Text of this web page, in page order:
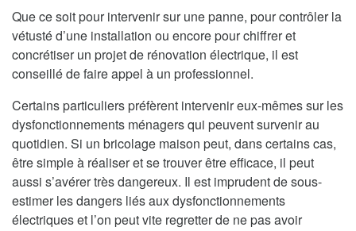
Que ce soit pour intervenir sur une panne, pour contrôler la
vétusté d’une installation ou encore pour chiffrer et
concrétiser un projet de rénovation électrique, il est
conseillé de faire appel à un professionnel.
Certains particuliers préfèrent intervenir eux-mêmes sur les
dysfonctionnements ménagers qui peuvent survenir au
quotidien. Si un bricolage maison peut, dans certains cas,
être simple à réaliser et se trouver être efficace, il peut
aussi s’avérer très dangereux. Il est imprudent de sous-
estimer les dangers liés aux dysfonctionnements
électriques et l’on peut vite regretter de ne pas avoir